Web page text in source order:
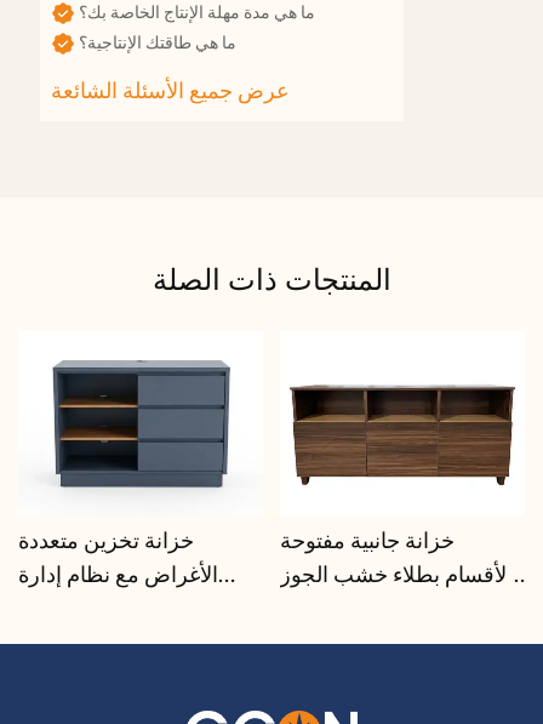
ما هي طاقتك الإنتاجية؟
المنتجات ذات الصلة
خزانة تخزين متعددة
الأغراض مع نظام إدارة
خزانة جانبية مفتوحة
الأقسام بطلاء خشب الجوز |